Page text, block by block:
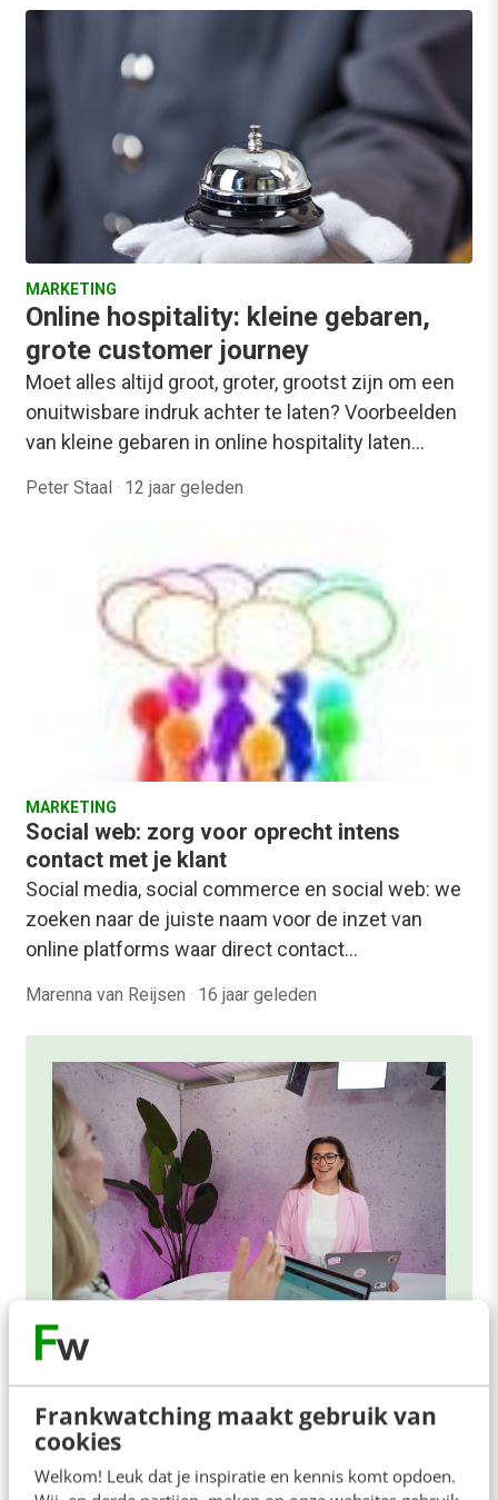
Frankwatching maakt gebruik van
cookies
Welkom! Leuk dat je inspiratie en kennis komt opdoen.
MARKETING
Online hospitality: kleine gebaren,
grote customer journey
Moet alles altijd groot, groter, grootst zijn om een
onuitwisbare indruk achter te laten? Voorbeelden
van kleine gebaren in online hospitality laten…
Peter Staal · 12 jaar geleden
MARKETING
Social web: zorg voor oprecht intens
contact met je klant
Social media, social commerce en social web: we
zoeken naar de juiste naam voor de inzet van
online platforms waar direct contact…
Marenna van Reijsen · 16 jaar geleden
ONLINE MASTERCLASS
De nieuwe SEO- & GEO-
spelregels
In 2,5 uur van Google-first naar AI-first: zo wordt je